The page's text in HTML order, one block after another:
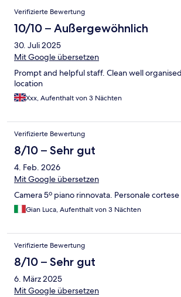
Verifizierte Bewertung
10/10 – Außergewöhnlich
30. Juli 2025
Mit Google übersetzen
Prompt and helpful staff. Clean well
location
Xxx, Aufenthalt von 3 Nächten
Verifizierte Bewertung
8/10 – Sehr gut
4. Feb. 2026
Mit Google übersetzen
Camera 5º piano rinnovata. Personale cortese
Gian Luca, Aufenthalt von 3 Nächten
Verifizierte Bewertung
8/10 – Sehr gut
6. März 2025
Mit Google übersetzen